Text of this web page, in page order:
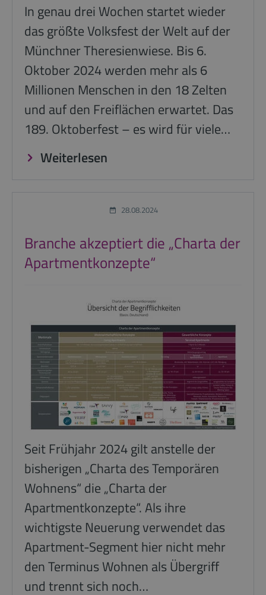
In genau drei Wochen startet wieder
das größte Volksfest der Welt auf der
Münchner Theresienwiese. Bis 6.
Oktober 2024 werden mehr als 6
Millionen Menschen in den 18 Zelten
und auf den Freiflächen erwartet. Das
189. Oktoberfest – es wird für viele…
Weiterlesen
28.08.2024
Branche akzeptiert die „Charta der
Apartmentkonzepte“
Seit Frühjahr 2024 gilt anstelle der
bisherigen „Charta des Temporären
Wohnens“ die „Charta der
Apartmentkonzepte“. Als ihre
wichtigste Neuerung verwendet das
Apartment-Segment hier nicht mehr
den Terminus Wohnen als Übergriff
und trennt sich noch…